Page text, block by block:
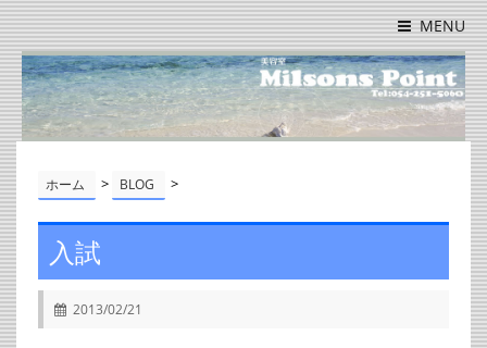
MENU
ホーム > BLOG >
入試
2013/02/21